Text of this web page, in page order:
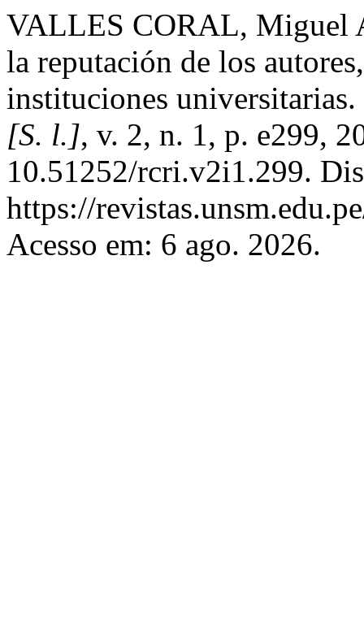
VALLES CORAL, Miguel
la reputación de los
instituciones universitarias.
[S. l.], v. 2, n. 1, p. e299,
10.51252/rcri.v2i1.299.
https://
Acesso em: 6 ago. 2026.